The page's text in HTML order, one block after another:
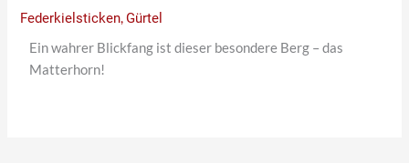
Federkielsticken,Gürtel
Ein wahrer Blickfang ist dieser besondere Berg – das
Matterhorn!